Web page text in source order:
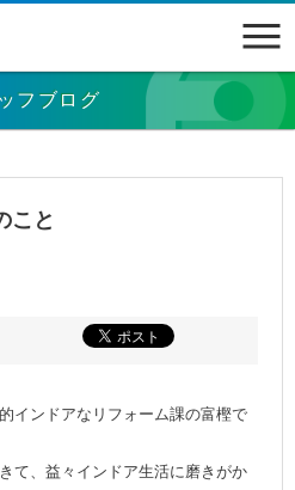
フブログ
こと
インドアなリフォーム課の富樫で
て、益々インドア生活に磨きがか